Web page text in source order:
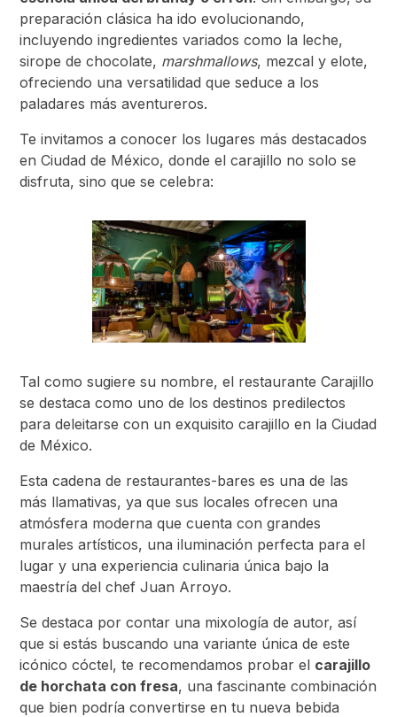
preparación clásica ha ido evolucionando,
incluyendo ingredientes variados como la leche,
sirope de chocolate, marshmallows, mezcal y elote,
ofreciendo una versatilidad que seduce a los
paladares más aventureros.
Te invitamos a conocer los lugares más destacados
en Ciudad de México, donde el carajillo no solo se
disfruta, sino que se celebra:
Tal como sugiere su nombre, el restaurante Carajillo
se destaca como uno de los destinos predilectos
para deleitarse con un exquisito carajillo en la Ciudad
de México.
Esta cadena de restaurantes-bares es una de las
más llamativas, ya que sus locales ofrecen una
atmósfera moderna que cuenta con grandes
murales artísticos, una iluminación perfecta para el
lugar y una experiencia culinaria única bajo la
maestría del chef Juan Arroyo.
Se destaca por contar una mixología de autor, así
que si estás buscando una variante única de este
icónico cóctel, te recomendamos probar el carajillo
de horchata con fresa, una fascinante combinación
que bien podría convertirse en tu nueva bebida